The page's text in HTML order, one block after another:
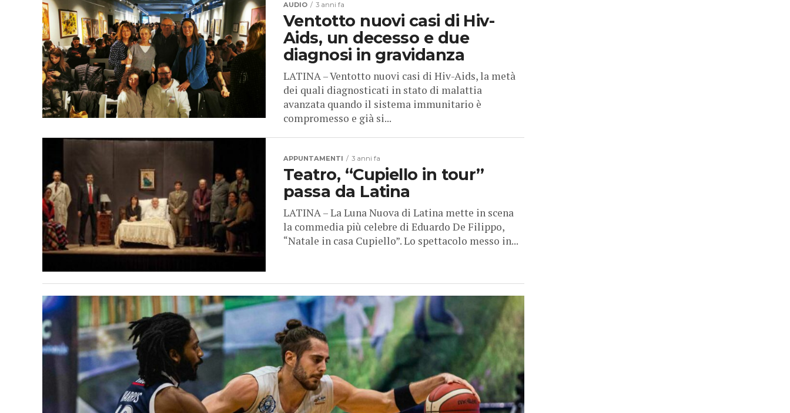
AUDIO 3 anni fa
Ventotto nuovi casi di Hiv-
Aids, un decesso e due
diagnosi in gravidanza
LATINA – Ventotto nuovi casi di Hiv-Aids, la metà
dei quali diagnosticati in stato di malattia
avanzata quando il sistema immunitario è
compromesso e già si...
APPUNTAMENTI 3 anni fa
Teatro, “Cupiello in tour”
passa da Latina
LATINA – La Luna Nuova di Latina mette in scena
la commedia più celebre di Eduardo De Filippo,
“Natale in casa Cupiello”. Lo spettacolo messo in...